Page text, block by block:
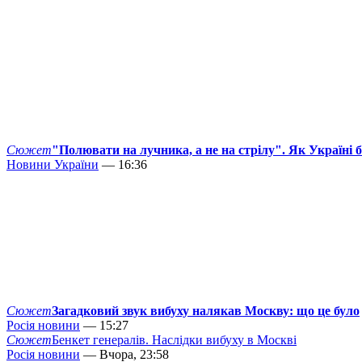
Сюжет"Полювати на лучника, а не на стрілу". Як Україні
Новини України — 16:36
СюжетЗагадковий звук вибуху налякав Москву: що це було
Росія новини — 15:27
СюжетБенкет генералів. Наслідки вибуху в Москві
Росія новини — Вчора, 23:58